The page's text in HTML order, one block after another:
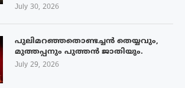
July 30, 2026
പുലിമറഞ്ഞതൊണ്ടച്ചൻ തെയ്യവും,
മുത്തപ്പനും പുത്തൻ ജാതിയും.
July 29, 2026